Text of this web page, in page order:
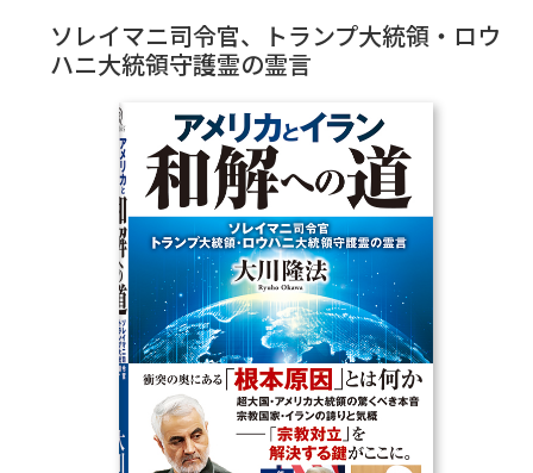
絵本
雑誌
CD
DVD・ブルーレイ
雑貨
外国語
ソレイマニ司令官、トランプ大統領・ロウ
ハニ大統領守護霊の霊言